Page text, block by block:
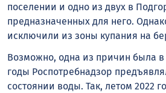
поселении и одно из двух в
предназначенных для него.
исключили из зоны купания на
Возможно, одна из причин была в
годы Роспотребнадзор
состоянии воды. Так, летом 2022